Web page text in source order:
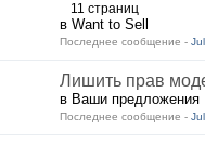
11 страниц
в Want to Sell
Последнее сообщение -
Лишить прав
в Ваши предложения
Последнее сообщение -